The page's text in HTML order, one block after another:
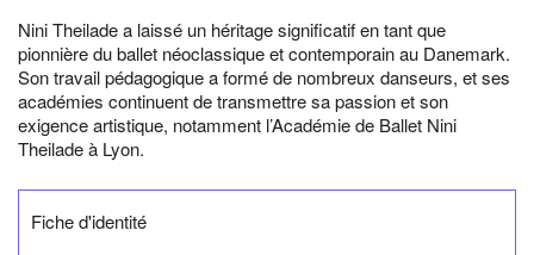
Nini Theilade a laissé un héritage significatif en tant que
pionnière du ballet néoclassique et contemporain au Danemark.
Son travail pédagogique a formé de nombreux danseurs, et ses
académies continuent de transmettre sa passion et son
exigence artistique, notamment l’Académie de Ballet Nini
Theilade à Lyon.
Fiche d'identité